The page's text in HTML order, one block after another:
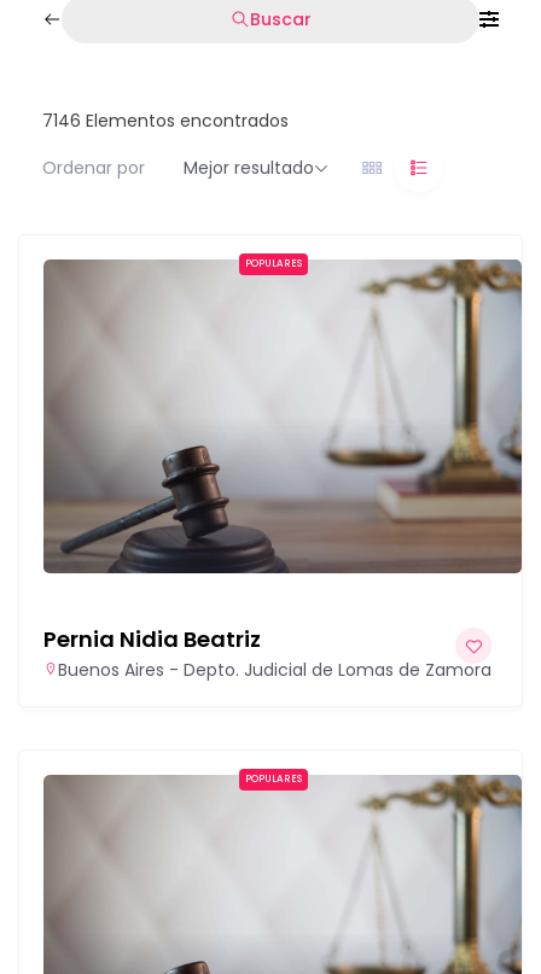
Buscar
7146 Elementos encontrados
Ordenar por
Mejor resultado
POPULARES
Pernia Nidia Beatriz
Buenos Aires - Depto. Judicial de Lomas de Zamora
POPULARES